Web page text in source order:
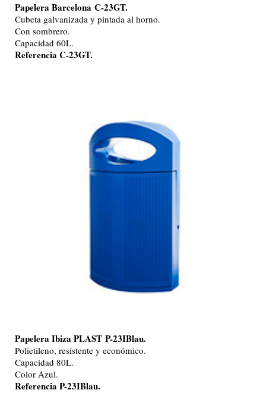
Papelera Barcelona C-23GT.
Cubeta galvanizada y pintada al horno.
Con sombrero.
Capacidad 60L.
Referencia C-23GT.
Papelera Ibiza PLAST P-23IBlau.
Polietileno, resistente y económico.
Capacidad 80L.
Color Azul.
Referencia P-23IBlau.